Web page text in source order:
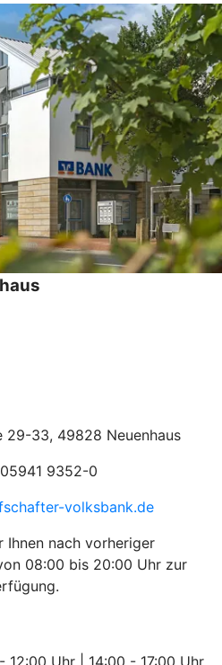
29-33, 49828 Neuenhaus
9352-0
volksbank.de
Ihnen nach vorheriger
08:00 bis 20:00 Uhr zur
Uhr | 14:00 - 17:00 Uhr